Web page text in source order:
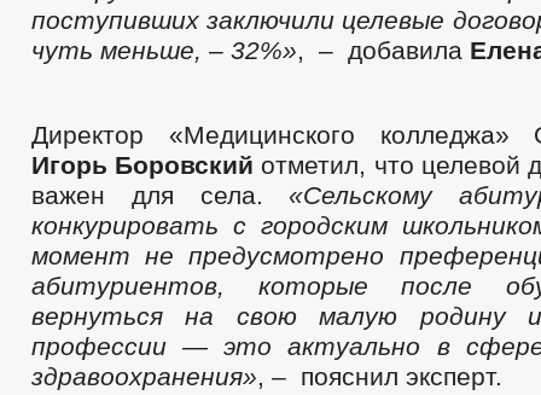
поступивших заключили целевые
чуть меньше, – 32%», – добавила
Директор «Медицинского колледжа»
Игорь Боровский отметил, что целевой
важен для села. «Сельскому
конкурировать с городским
момент не предусмотрено
абитуриентов, которые после
вернуться на свою малую родину
профессии — это актуально в
здравоохранения», – пояснил эксперт.